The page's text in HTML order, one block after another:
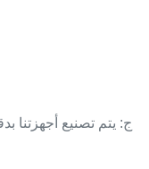
ج: يتم تصنيع أجهزتنا